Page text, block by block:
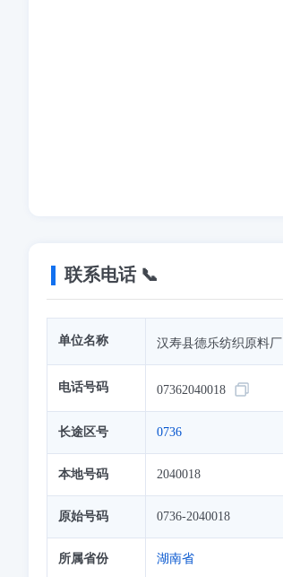
联系电话 📞
单位名称 汉寿县德乐纺织原料厂
电话号码 07362040018
长途区号 0736
本地号码 2040018
原始号码 0736-2040018
所属省份 湖南省